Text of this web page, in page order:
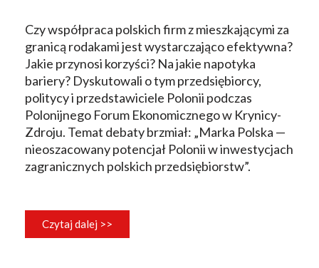
Czy współpraca polskich firm z mieszkającymi za
granicą rodakami jest wystarczająco efektywna?
Jakie przynosi korzyści? Na jakie napotyka
bariery? Dyskutowali o tym przedsiębiorcy,
politycy i przedstawiciele Polonii podczas
Polonijnego Forum Ekonomicznego w Krynicy-
Zdroju. Temat debaty brzmiał: „Marka Polska —
nieoszacowany potencjał Polonii w inwestycjach
zagranicznych polskich przedsiębiorstw”.
Czytaj dalej >>